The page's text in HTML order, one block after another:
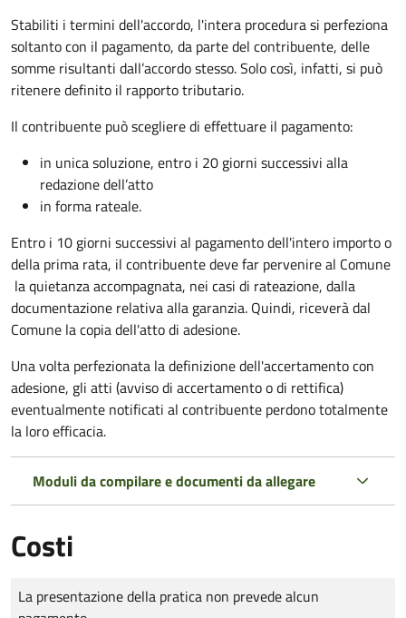
Stabiliti i termini dell'accordo, l'intera procedura si perfeziona
soltanto con il pagamento, da parte del contribuente, delle
somme risultanti dall’accordo stesso. Solo così, infatti, si può
ritenere definito il rapporto tributario.
Il contribuente può scegliere di effettuare il pagamento:
in unica soluzione, entro i 20 giorni successivi alla
redazione dell’atto
in forma rateale.
Entro i 10 giorni successivi al pagamento dell'intero importo o
della prima rata, il contribuente deve far pervenire al Comune
la quietanza accompagnata, nei casi di rateazione, dalla
documentazione relativa alla garanzia. Quindi, riceverà dal
Comune la copia dell'atto di adesione.
Una volta perfezionata la definizione dell'accertamento con
adesione, gli atti (avviso di accertamento o di rettifica)
eventualmente notificati al contribuente perdono totalmente
la loro efficacia.
Moduli da compilare e documenti da allegare
Costi
Tipo di pagamento
Importo
La presentazione della pratica non prevede alcun